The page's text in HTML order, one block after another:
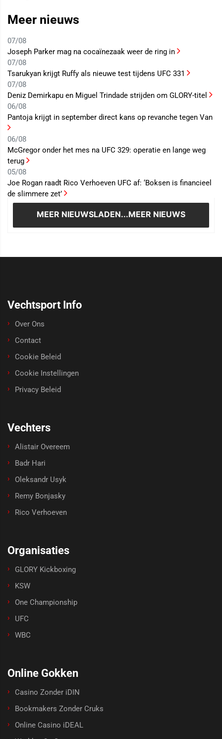
Meer nieuws
07/08
Joseph Parker mag na cocaïnezaak weer de ring in
07/08
Tsarukyan krijgt Ruffy als nieuwe test tijdens UFC 331
07/08
Deniz Demirkapu en Miguel Trindade strijden om GLORY-titel
06/08
Pantoja krijgt in september direct kans op revanche tegen Van
06/08
McGregor onder het mes na UFC 329: operatie en lange weg
terug
05/08
Joe Rogan raadt Rico Verhoeven UFC af: ‘Boksen is financieel
de slimmere zet’
MEER NIEUWSLADEN...MEER NIEUWS
Vechtsport Info
Over Ons
Contact
Cookie Beleid
Cookie Instellingen
Privacy Beleid
Vechters
Alistair Overeem
Badr Hari
Oleksandr Usyk
Remy Bonjasky
Rico Verhoeven
Organisaties
GLORY Kickboxing
KSW
One Championship
UFC
WBC
Online Gokken
Casino Zonder iDIN
Bookmakers Zonder Cruks
Online Casino iDEAL